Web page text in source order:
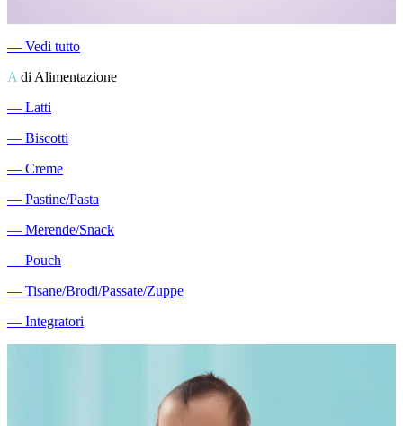
― Vedi tutto
A di Alimentazione
― Latti
― Biscotti
― Creme
― Pastine/Pasta
― Merende/Snack
― Pouch
― Tisane/Brodi/Passate/Zuppe
― Integratori